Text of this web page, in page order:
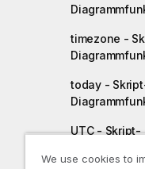
timezone -
today -
UTC - Skript-
We use cookies to